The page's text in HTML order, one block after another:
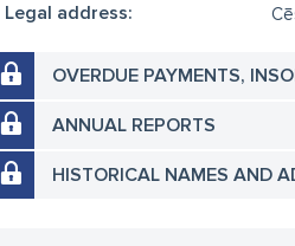
Legal address:
OVERDUE PAYMENTS,
ANNUAL REPORTS
HISTORICAL NAMES AND